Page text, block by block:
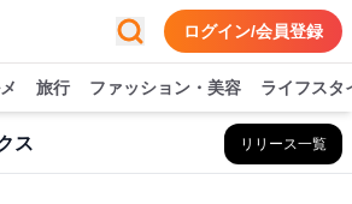
ログイン/会員登録
旅行 ファッション・美容 ライフスタ
ス リリース一覧